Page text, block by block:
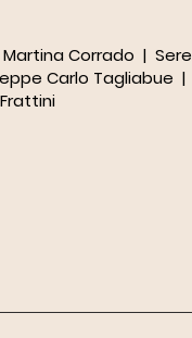
Corrado |
Carlo Tagliabue